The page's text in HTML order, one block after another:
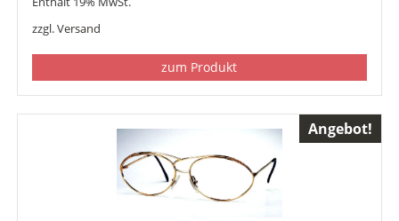
war:
zzgl.Versand
zum Produkt
Angebot!